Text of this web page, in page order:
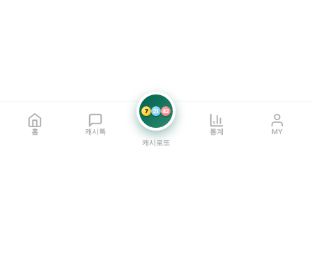
홈 캐시톡
7 21 42
캐시로또
통계 MY